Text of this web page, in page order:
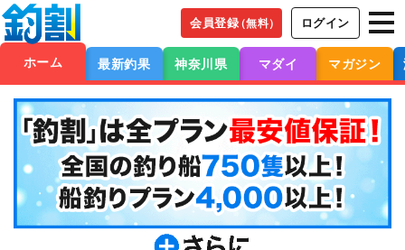
会員登録（無料） ログイン
ホーム 最新釣果 神奈川県 マダイ マガジン